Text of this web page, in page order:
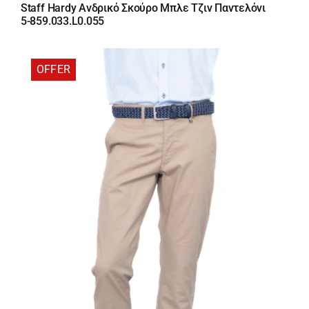
was:
τιμή
Staff Hardy Ανδρικό Σκούρο Μπλε Τζιν Παντελόνι
5-859.033.L0.055
OFFER